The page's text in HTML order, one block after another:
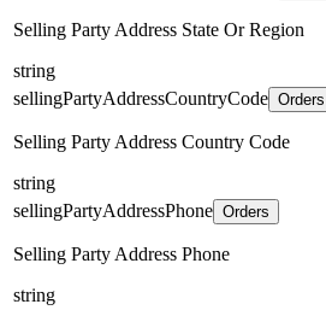
Selling Party Address State Or Region
string
sellingPartyAddressCountryCode Orders
Selling Party Address Country Code
string
sellingPartyAddressPhone Orders
Selling Party Address Phone
string